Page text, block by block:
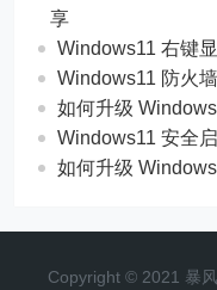
享
Windows11 右键
Windows11 防火
如何升级
Windows11 安全
如何升级
Copyright © 2021 暴